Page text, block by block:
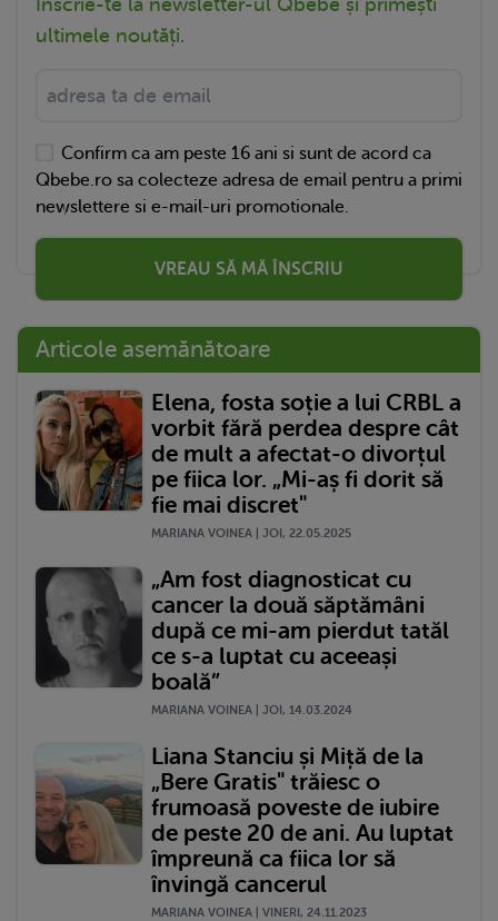
ultimele noutăți.
Confirm ca am peste 16 ani si sunt de acord ca
Qbebe.ro sa colecteze adresa de email pentru a primi
newslettere si e-mail-uri promotionale.
VREAU SĂ MĂ ÎNSCRIU
Articole asemănătoare
Elena, fosta soție a lui CRBL a
vorbit fără perdea despre cât
de mult a afectat-o divorțul
pe fiica lor. „Mi-aș fi dorit să
fie mai discret"
MARIANA VOINEA | JOI, 22.05.2025
„Am fost diagnosticat cu
cancer la două săptămâni
după ce mi-am pierdut tatăl
ce s-a luptat cu aceeași
boală”
MARIANA VOINEA | JOI, 14.03.2024
Liana Stanciu și Miță de la
„Bere Gratis" trăiesc o
frumoasă poveste de iubire
de peste 20 de ani. Au luptat
împreună ca fiica lor să
învingă cancerul
MARIANA VOINEA | VINERI, 24.11.2023